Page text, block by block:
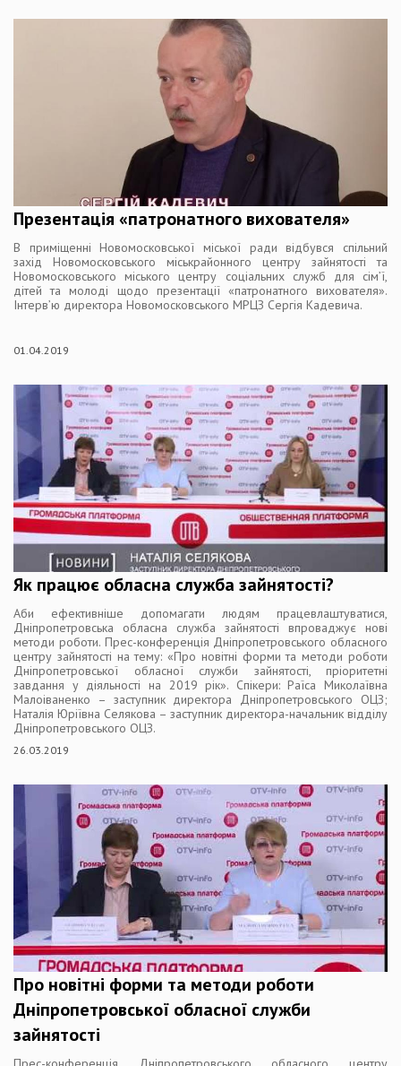
Презентація «патронатного вихователя»
В приміщенні Новомосковської міської ради відбувся спільний
захід Новомосковського міськрайонного центру зайнятості та
Новомосковського міського центру соціальних служб для сім’ї,
дітей та молоді щодо презентації «патронатного вихователя».
Інтерв’ю директора Новомосковського МРЦЗ Сергія Кадевича.
01.04.2019
Як працює обласна служба зайнятості?
Аби ефективніше допомагати людям працевлаштуватися,
Дніпропетровська обласна служба зайнятості впроваджує нові
методи роботи. Прес-конференція Дніпропетровського обласного
центру зайнятості на тему: «Про новітні форми та методи роботи
Дніпропетровської обласної служби зайнятості, пріоритетні
завдання у діяльності на 2019 рік». Спікери: Раїса Миколаївна
Малоіваненко – заступник директора Дніпропетровського ОЦЗ;
Наталія Юріївна Селякова – заступник директора-начальник відділу
Дніпропетровського ОЦЗ.
26.03.2019
Про новітні форми та методи роботи
Дніпропетровської обласної служби
зайнятості